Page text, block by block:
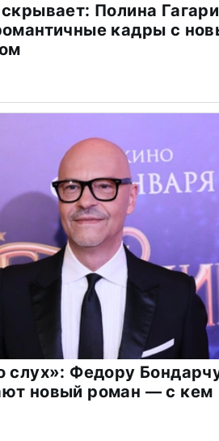
Полина
кадры с
слух»: Федору
новый роман — с кем